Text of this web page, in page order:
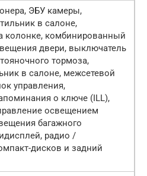
ЭБУ камеры,
в салоне,
колонке, комбинированный
двери, выключатель
тормоза,
в салоне, межсетевой
управления,
о ключе (ILL),
освещением
багажного
радио /
дисков и задний